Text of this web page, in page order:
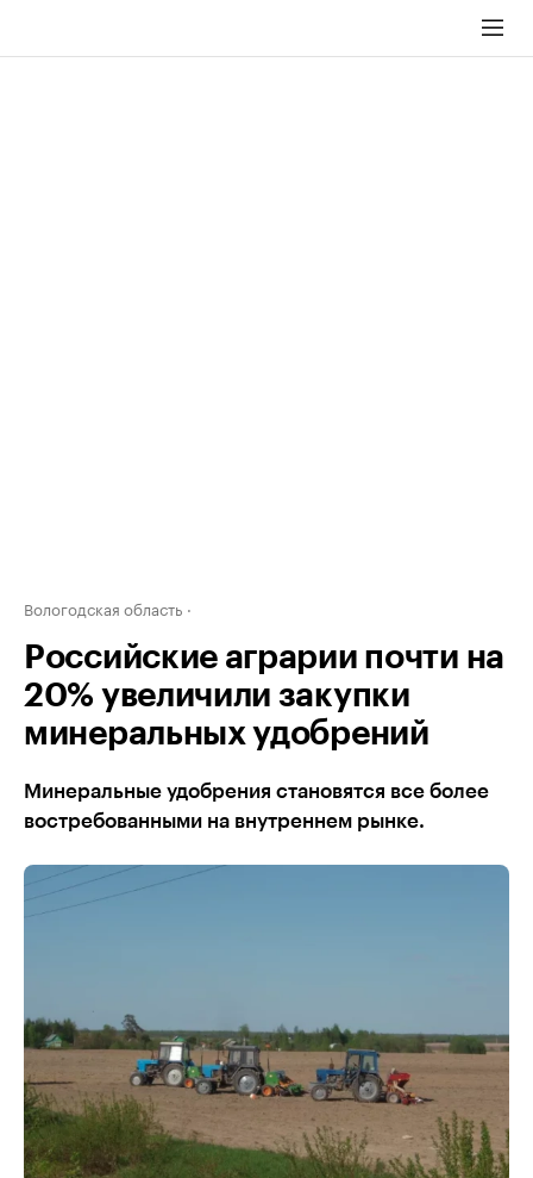
Вологодская область
Российские аграрии почти на
20% увеличили закупки
минеральных удобрений
Минеральные удобрения становятся все более
востребованными на внутреннем рынке.